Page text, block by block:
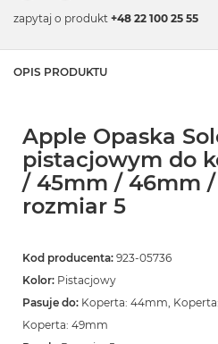
zapytaj o produkt +48 22 100 25 55
OPIS PRODUKTU
Apple Opaska
pistacjowym do
/ 45mm / 46mm
rozmiar 5
Kod producenta: 923-05736
Kolor: Pistacjowy
Pasuje do: Koperta: 44mm,
Koperta: 49mm